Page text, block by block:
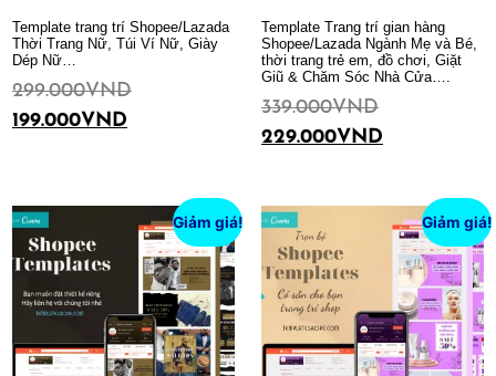
Template trang trí Shopee/Lazada
Thời Trang Nữ, Túi Ví Nữ, Giày
Dép Nữ…
299.000VND
199.000VND
Template Trang trí gian hàng
Shopee/Lazada Ngành Mẹ và Bé,
thời trang trẻ em, đồ chơi, Giặt
Giũ & Chăm Sóc Nhà Cửa….
339.000VND
229.000VND
Giảm giá! Giảm giá!